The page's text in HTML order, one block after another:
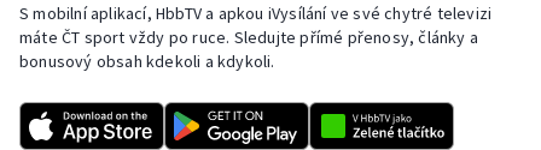
Veslování
Vodní slalom
Volejbal
S mobilní aplikací, HbbTV a apkou iVysílání ve své chytré televizi
máte ČT sport vždy po ruce. Sledujte přímé přenosy, články a
bonusový obsah kdekoli a kdykoli.